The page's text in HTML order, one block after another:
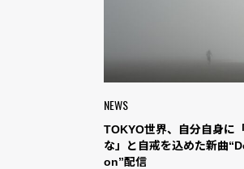
NEWS
TOKYO世界、自分自身に
な」と自戒を込めた新曲
on”配信